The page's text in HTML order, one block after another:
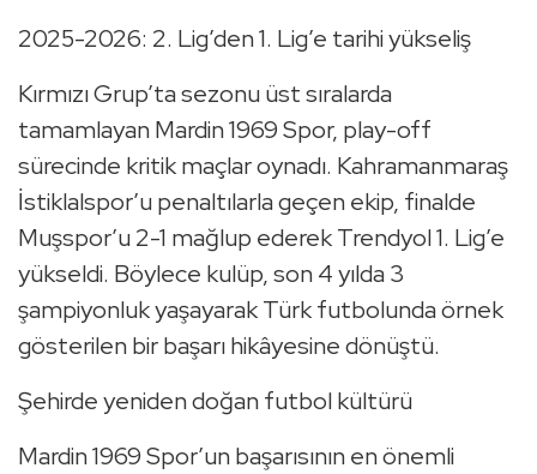
2025-2026: 2. Lig’den 1. Lig’e tarihi yükseliş
Kırmızı Grup’ta sezonu üst sıralarda
tamamlayan Mardin 1969 Spor, play-off
sürecinde kritik maçlar oynadı. Kahramanmaraş
İstiklalspor’u penaltılarla geçen ekip, finalde
Muşspor’u 2-1 mağlup ederek Trendyol 1. Lig’e
yükseldi. Böylece kulüp, son 4 yılda 3
şampiyonluk yaşayarak Türk futbolunda örnek
gösterilen bir başarı hikâyesine dönüştü.
Şehirde yeniden doğan futbol kültürü
Mardin 1969 Spor’un başarısının en önemli